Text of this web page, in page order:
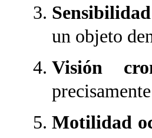
un objeto
Visión
Motilidad